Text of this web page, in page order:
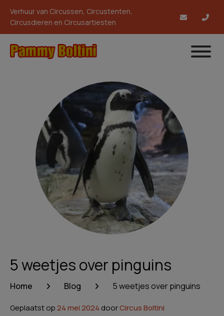
Verhuur van Circussen, Circustenten,
Circusdieren en Circusartiesten
5 weetjes over pinguins
Home Blog 5 weetjes over pinguins
Geplaatst op24 mei 2024 doorCircus Boltini